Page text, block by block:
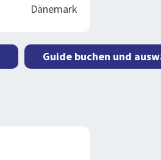
Dänemark
Guide buchen und